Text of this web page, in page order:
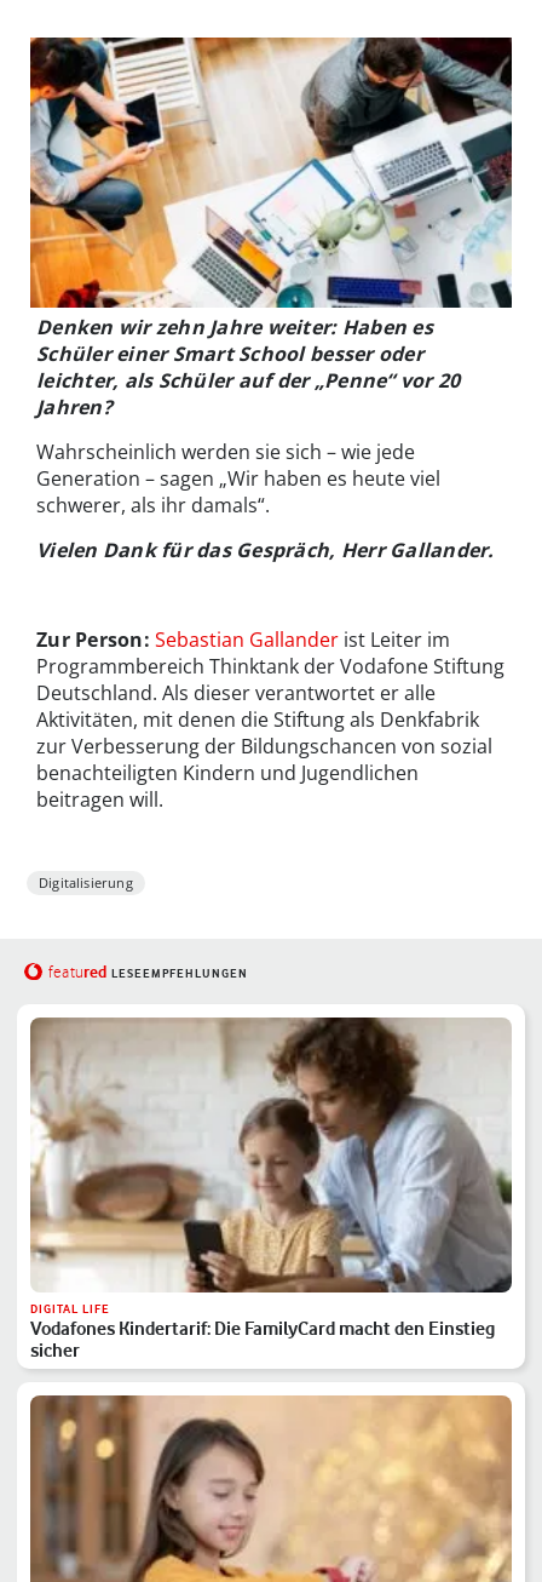
Denken wir zehn Jahre weiter: Haben es
Schüler einer Smart School besser oder
leichter, als Schüler auf der „Penne“ vor 20
Jahren?
Wahrscheinlich werden sie sich – wie jede
Generation – sagen „Wir haben es heute viel
schwerer, als ihr damals“.
Vielen Dank für das Gespräch, Herr Gallander.
Zur Person:Sebastian Gallander ist Leiter im
Programmbereich Thinktank der Vodafone Stiftung
Deutschland. Als dieser verantwortet er alle
Aktivitäten, mit denen die Stiftung als Denkfabrik
zur Verbesserung der Bildungschancen von sozial
benachteiligten Kindern und Jugendlichen
beitragen will.
Digitalisierung
featured LESEEMPFEHLUNGEN
DIGITAL LIFE
Vodafones Kindertarif: Die FamilyCard macht den Einstieg
sicher